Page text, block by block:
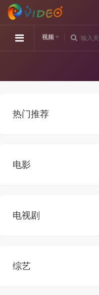
视频
热门推荐
电影
电视剧
综艺